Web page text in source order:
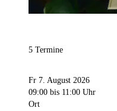
5 Termine
Fr 7. August 2026
09:00 bis 11:00 Uhr
Ort